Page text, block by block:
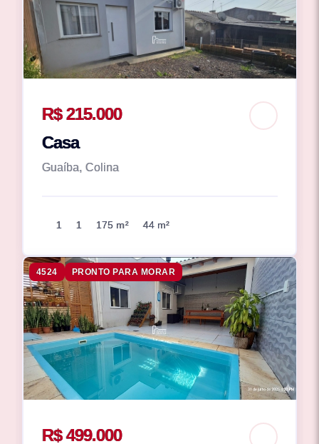
R$ 215.000
Casa
Guaíba, Colina
1 1 175 m² 44 m²
4524 PRONTO PARA MORAR
R$ 499.000